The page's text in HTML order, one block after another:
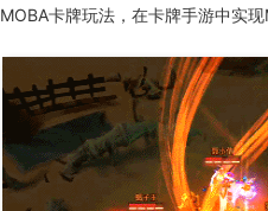
MOBA卡牌玩法，在卡牌手游中实现